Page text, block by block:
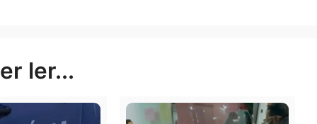
Publicidade